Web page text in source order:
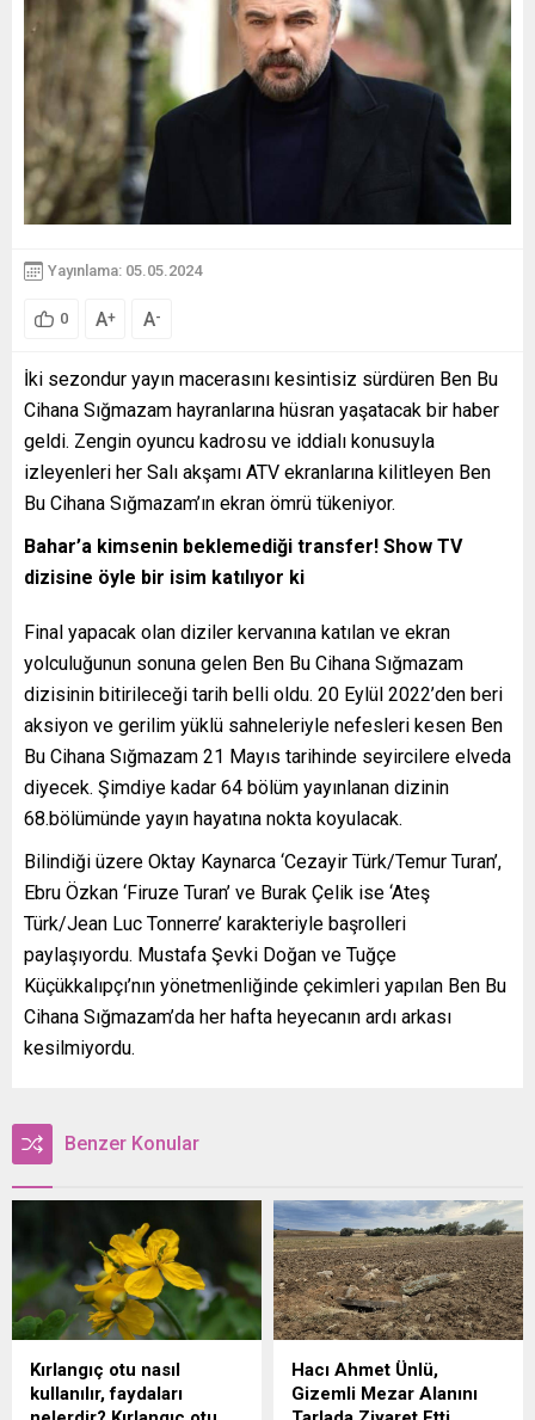
Yayınlama: 05.05.2024
0 A+ A-
İki sezondur yayın macerasını kesintisiz sürdüren Ben Bu
Cihana Sığmazam hayranlarına hüsran yaşatacak bir haber
geldi. Zengin oyuncu kadrosu ve iddialı konusuyla
izleyenleri her Salı akşamı ATV ekranlarına kilitleyen Ben
Bu Cihana Sığmazam’ın ekran ömrü tükeniyor.
Bahar’a kimsenin beklemediği transfer! Show TV
dizisine öyle bir isim katılıyor ki
Final yapacak olan diziler kervanına katılan ve ekran
yolculuğunun sonuna gelen Ben Bu Cihana Sığmazam
dizisinin bitirileceği tarih belli oldu. 20 Eylül 2022’den beri
aksiyon ve gerilim yüklü sahneleriyle nefesleri kesen Ben
Bu Cihana Sığmazam 21 Mayıs tarihinde seyircilere elveda
diyecek. Şimdiye kadar 64 bölüm yayınlanan dizinin
68.bölümünde yayın hayatına nokta koyulacak.
Bilindiği üzere Oktay Kaynarca ‘Cezayir Türk/Temur Turan’,
Ebru Özkan ‘Firuze Turan’ ve Burak Çelik ise ‘Ateş
Türk/Jean Luc Tonnerre’ karakteriyle başrolleri
paylaşıyordu. Mustafa Şevki Doğan ve Tuğçe
Küçükkalıpçı’nın yönetmenliğinde çekimleri yapılan Ben Bu
Cihana Sığmazam’da her hafta heyecanın ardı arkası
kesilmiyordu.
Benzer Konular
Kırlangıç otu nasıl
kullanılır, faydaları
Hacı Ahmet Ünlü,
Gizemli Mezar Alanını